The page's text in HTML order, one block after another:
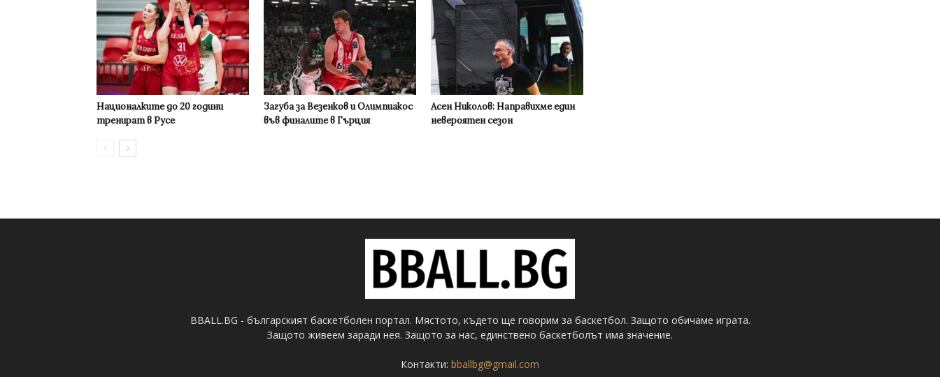
Националките до 20 години
тренират в Русе
Загуба за Везенков и Олимпиакос
във финалите в Гърция
Асен Николов: Направихме един
невероятен сезон
BBALL.BG - българският баскетболен портал. Мястото, където ще говорим за баскетбол. Защото обичаме играта.
Защото живеем заради нея. Защото за нас, единствено баскетболът има значение.
Контакти: bballbg@gmail.com